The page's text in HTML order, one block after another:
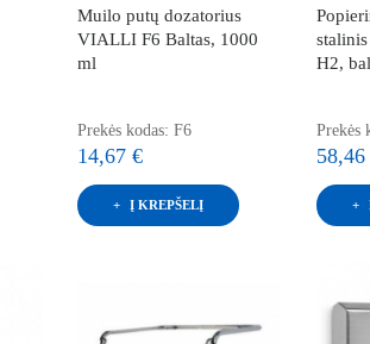
Muilo putų dozatorius
VIALLI F6 Baltas, 1000
ml
Prekės kodas: F6
14,67 €
Į KREPŠELĮ
H2,
Prekės
58,46